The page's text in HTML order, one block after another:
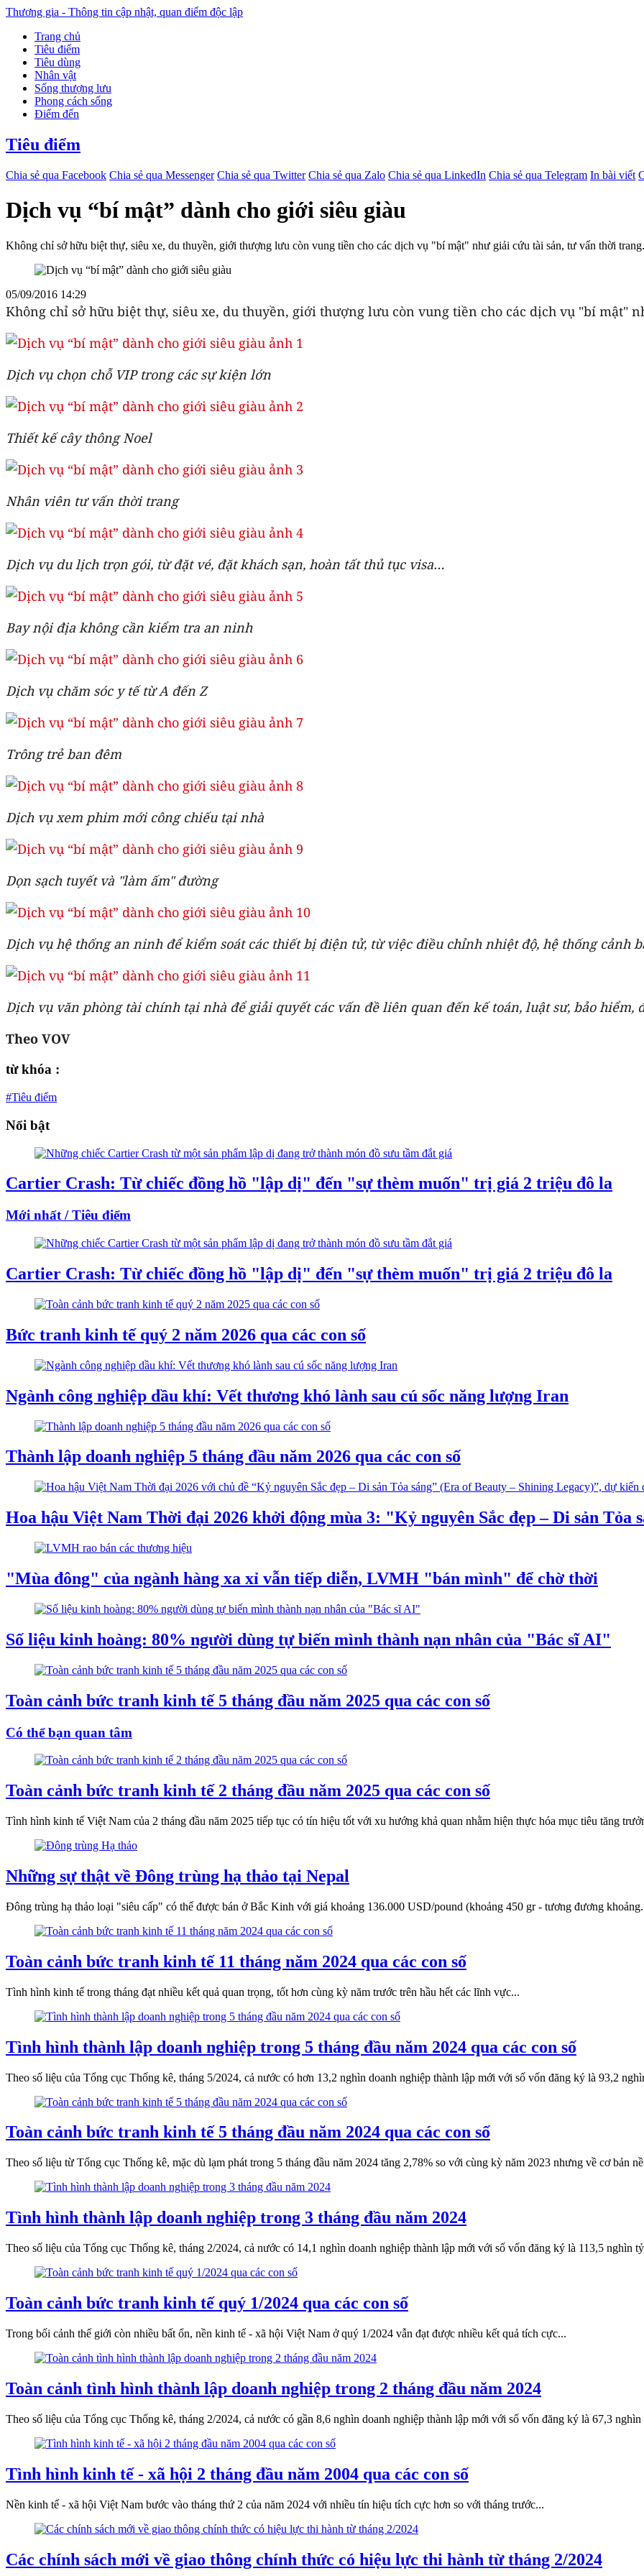
Thương gia - Thông tin cập nhật, quan điểm độc lập
Trang chủ
Tiêu điểm
Tiêu dùng
Nhân vật
Sống thượng lưu
Phong cách sống
Điểm đến
Tiêu điểm
Chia sẻ qua Facebook Chia sẻ qua Messenger Chia sẻ qua Twitter Chia sẻ qua Zalo Chia sẻ qua LinkedIn Chia sẻ qua Telegram In bài viết
Dịch vụ “bí mật” dành cho giới siêu giàu
Không chỉ sở hữu biệt thự, siêu xe, du thuyền, giới thượng lưu còn vung tiền cho các dịch vụ "bí mật" như giải cứu tài sản, tư vấn thời
05/09/2016 14:29
Không chỉ sở hữu biệt thự, siêu xe, du thuyền, giới thượng lưu còn vung tiền cho các dịch vụ "bí mật"
Dịch vụ chọn chỗ VIP trong các sự kiện lớn
Thiết kế cây thông Noel
Nhân viên tư vấn thời trang
Dịch vụ du lịch trọn gói, từ đặt vé, đặt khách sạn, hoàn tất thủ tục visa…
Bay nội địa không cần kiểm tra an ninh
Dịch vụ chăm sóc y tế từ A đến Z
Trông trẻ ban đêm
Dịch vụ xem phim mới công chiếu tại nhà
Dọn sạch tuyết và "làm ấm" đường
Dịch vụ hệ thống an ninh để kiểm soát các thiết bị điện tử, từ việc điều chỉnh nhiệt độ, hệ thống cảnh
Dịch vụ văn phòng tài chính tại nhà để giải quyết các vấn đề liên quan đến kế toán, luật sư, bảo hiểm,
Theo VOV
từ khóa :
#Tiêu điểm
Nổi bật
Cartier Crash: Từ chiếc đồng hồ "lập dị" đến "sự thèm muốn" trị giá 2 triệu đô la
Mới nhất / Tiêu điểm
Cartier Crash: Từ chiếc đồng hồ "lập dị" đến "sự thèm muốn" trị giá 2 triệu đô la
Bức tranh kinh tế quý 2 năm 2026 qua các con số
Ngành công nghiệp dầu khí: Vết thương khó lành sau cú sốc năng lượng Iran
Thành lập doanh nghiệp 5 tháng đầu năm 2026 qua các con số
Hoa hậu Việt Nam Thời đại 2026 khởi động mùa 3: "Kỷ nguyên Sắc đẹp – Di sản Tỏa
"Mùa đông" của ngành hàng xa xỉ vẫn tiếp diễn, LVMH "bán mình" để chờ thời
Số liệu kinh hoàng: 80% người dùng tự biến mình thành nạn nhân của "Bác sĩ AI"
Toàn cảnh bức tranh kinh tế 5 tháng đầu năm 2025 qua các con số
Có thể bạn quan tâm
Toàn cảnh bức tranh kinh tế 2 tháng đầu năm 2025 qua các con số
Tình hình kinh tế Việt Nam của 2 tháng đầu năm 2025 tiếp tục có tín hiệu tốt với xu hướng khả quan nhằm hiện thực hóa mục tiêu tăng
Những sự thật về Đông trùng hạ thảo tại Nepal
Đông trùng hạ thảo loại "siêu cấp" có thể được bán ở Bắc Kinh với giá khoảng 136.000 USD/pound (khoảng 450 gr - tương đương
Toàn cảnh bức tranh kinh tế 11 tháng năm 2024 qua các con số
Tình hình kinh tế trong tháng đạt nhiều kết quả quan trọng, tốt hơn cùng kỳ năm trước trên hầu hết các lĩnh vực...
Tình hình thành lập doanh nghiệp trong 5 tháng đầu năm 2024 qua các con số
Theo số liệu của Tổng cục Thống kê, tháng 5/2024, cả nước có hơn 13,2 nghìn doanh nghiệp thành lập mới với số vốn đăng ký là 93,2
Toàn cảnh bức tranh kinh tế 5 tháng đầu năm 2024 qua các con số
Theo số liệu từ Tổng cục Thống kê, mặc dù lạm phát trong 5 tháng đầu năm 2024 tăng 2,78% so với cùng kỳ năm 2023 nhưng về cơ bản
Tình hình thành lập doanh nghiệp trong 3 tháng đầu năm 2024
Theo số liệu của Tổng cục Thống kê, tháng 2/2024, cả nước có 14,1 nghìn doanh nghiệp thành lập mới với số vốn đăng ký là 113,5 nghìn
Toàn cảnh bức tranh kinh tế quý 1/2024 qua các con số
Trong bối cảnh thế giới còn nhiều bất ổn, nền kinh tế - xã hội Việt Nam ở quý 1/2024 vẫn đạt được nhiều kết quả tích cực...
Toàn cảnh tình hình thành lập doanh nghiệp trong 2 tháng đầu năm 2024
Theo số liệu của Tổng cục Thống kê, tháng 2/2024, cả nước có gần 8,6 nghìn doanh nghiệp thành lập mới với số vốn đăng ký là 67,3 nghìn
Tình hình kinh tế - xã hội 2 tháng đầu năm 2004 qua các con số
Nền kinh tế - xã hội Việt Nam bước vào tháng thứ 2 của năm 2024 với nhiều tín hiệu tích cực hơn so với tháng trước...
Các chính sách mới về giao thông chính thức có hiệu lực thi hành từ tháng 2/2024